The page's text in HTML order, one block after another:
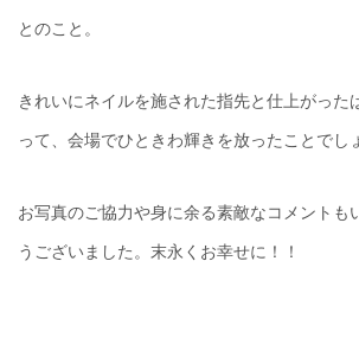
とのこと。
きれいにネイルを施された指先と仕上がった
って、会場でひときわ輝きを放ったことでし
お写真のご協力や身に余る素敵なコメントも
うございました。末永くお幸せに！！